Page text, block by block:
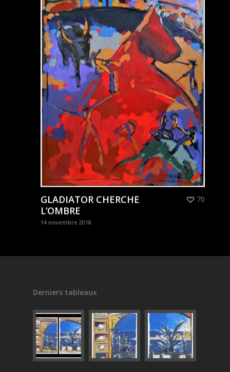
GLADIATOR CHERCHE
L’OMBRE
14 novembre 2018
70
Derniers tableaux